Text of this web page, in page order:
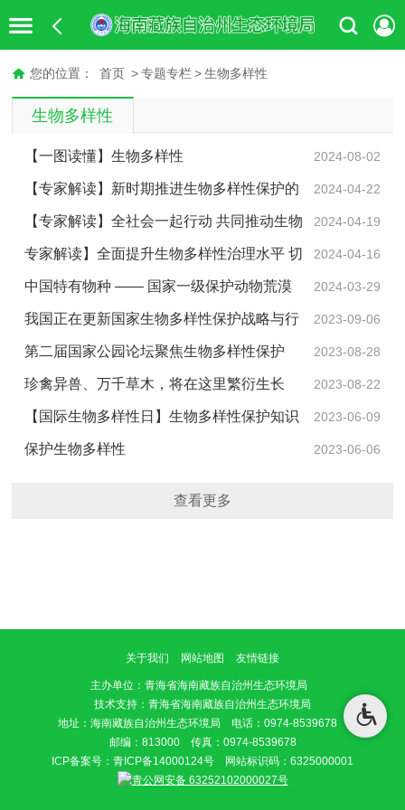
您的位置： 首页 > 专题专栏 > 生物多样性
生物多样性
2024-08-02
【一图读懂】生物多样性
2024-04-22
【专家解读】新时期推进生物多样性保护的
目标与关键行动 2024-04-19
【专家解读】全社会一起行动 共同推动生物
多样性主流化 2024-04-16
专家解读】全面提升生物多样性治理水平 切
实支撑人与自然和谐共生的现代化建设 2024-03-29
中国特有物种 —— 国家一级保护动物荒漠
猫现身青海省同德县 2023-09-06
我国正在更新国家生物多样性保护战略与行
动计划（新华社） 2023-08-28
第二届国家公园论坛聚焦生物多样性保护
2023-08-22
珍禽异兽、万千草木，将在这里繁衍生长
——国家公园空间布局里的生物多样性保护 2023-06-09
【国际生物多样性日】生物多样性保护知识
知多少 2023-06-06
保护生物多样性
查看更多
关于我们 网站地图 友情链接
主办单位 ：青海省海南藏族自治州生态环境局
技术支持：青海省海南藏族自治州生态环境局
地址：海南藏族自治州生态环境局 电话：0974-8539678
邮编：813000 传真：0974-8539678
ICP备案号： 青ICP备14000124号 网站标识码：6325000001
青公网安备 63252102000027号